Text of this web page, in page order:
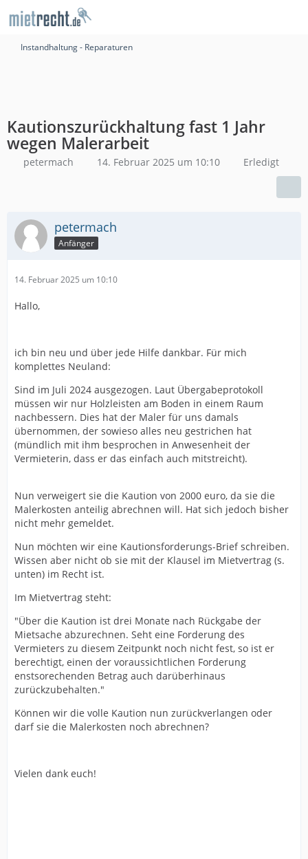
Instandhaltung - Reparaturen
Kautionszurückhaltung fast 1 Jahr
wegen Malerarbeit
petermach 14. Februar 2025 um 10:10 Erledigt
petermach
Anfänger
14. Februar 2025 um 10:10
Hallo,
ich bin neu und über jede Hilfe dankbar. Für mich
komplettes Neuland:
Sind im Juli 2024 ausgezogen. Laut Übergabeprotokoll
müssen wir nur Holzleisten am Boden in einem Raum
nachbessern. Dies hat der Maler für uns damals
übernommen, der sowieso alles neu gestrichen hat
(mündlich mit ihm besprochen in Anwesenheit der
Vermieterin, dass er das einfach auch mitstreicht).
Nun verweigert sie die Kaution von 2000 euro, da sie die
Malerkosten anteilig abrechnen will. Hat sich jedoch bisher
nicht mehr gemeldet.
Nun möchten wir eine Kautionsforderungs-Brief schreiben.
Wissen aber nicht ob sie mit der Klausel im Mietvertrag (s.
unten) im Recht ist.
Im Mietvertrag steht:
"Über die Kaution ist drei Monate nach Rückgabe der
Mietsache abzurechnen. Seht eine Forderung des
Vermieters zu diesem Zeitpunkt noch nicht fest, so ist er
berechtigt, einen der voraussichtlichen Forderung
enstsorechenden Betrag auch darüberhinaus
zurückzubehalten."
Können wir die volle Kaution nun zurückverlangen oder
darf sie die Malerkosten noch abrechnen?
Vielen dank euch!